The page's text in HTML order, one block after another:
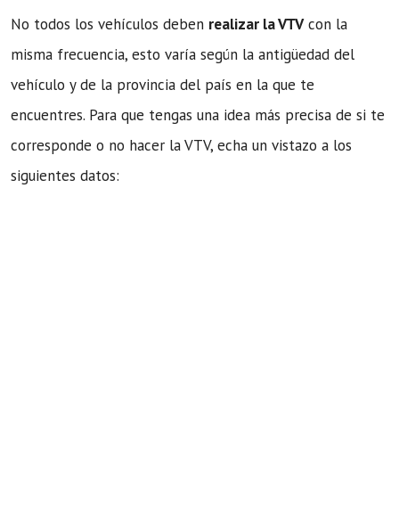
No todos los vehículos deben realizar la VTVcon la
misma frecuencia, esto varía según la antigüedad del
vehículo y de la provincia del país en la que te
encuentres. Para que tengas una idea más precisa de si te
corresponde o no hacer la VTV, echa un vistazo a los
siguientes datos: